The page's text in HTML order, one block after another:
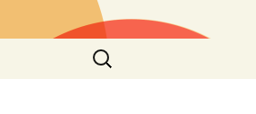
Търсене
за: